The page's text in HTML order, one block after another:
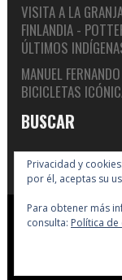
VISITA A LA
FINLANDIA -
ÚLTIMOS
MANUEL
BICICLETAS
BUSCAR
Privacidad y
por él, aceptas su
Para obtener más
consulta: Política